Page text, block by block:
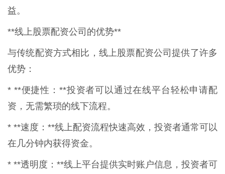
益。
**线上股票配资公司的优势**
与传统配资方式相比，线上股票配资公司提供了许多
优势：
* **便捷性：**投资者可以通过在线平台轻松申请配
资，无需繁琐的线下流程。
* **速度：**线上配资流程快速高效，投资者通常可以
在几分钟内获得资金。
* **透明度：**线上平台提供实时账户信息，投资者可